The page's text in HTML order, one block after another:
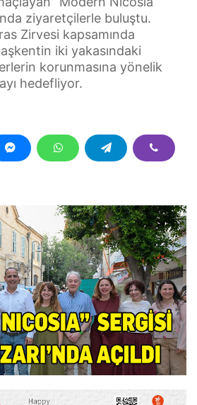
ziyaretçilerle buluştu.
Zirvesi kapsamında
iki yakasındaki
korunmasına yönelik
hedefliyor.